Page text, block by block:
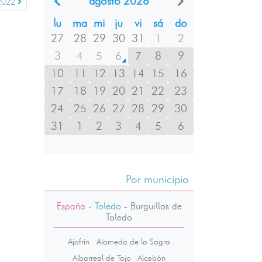
lu
ma mi ju vi sá
do
27
28 29 30 31 1
2
3
4 5 6 7 8
9
10
11 12 13 14 15
16
17
18 19 20 21 22
23
24
25 26 27 28 29
30
31
1 2 3 4 5 6
Por municipio
España - Toledo- Burguillos de
Toledo
Ajofrín
Alameda de la Sagra
Albarreal de Tajo
Alcabón